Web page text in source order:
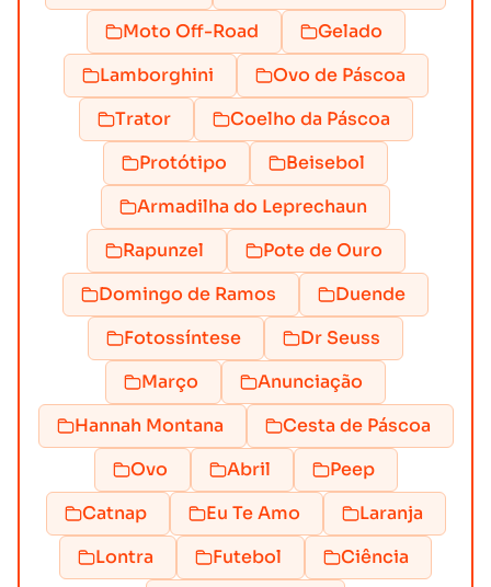
Moto Off-Road
Gelado
Lamborghini
Ovo de Páscoa
Trator
Coelho da Páscoa
Protótipo
Beisebol
Armadilha do Leprechaun
Rapunzel
Pote de Ouro
Domingo de Ramos
Duende
Fotossíntese
Dr Seuss
Março
Anunciação
Hannah Montana
Cesta de Páscoa
Ovo
Abril
Peep
Catnap
Eu Te Amo
Laranja
Lontra
Futebol
Ciência